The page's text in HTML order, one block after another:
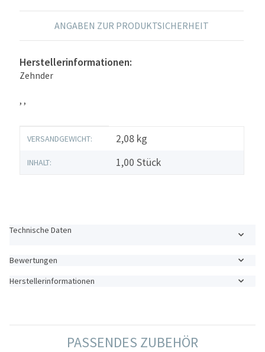
ANGABEN ZUR PRODUKTSICHERHEIT
Herstellerinformationen:
Zehnder
, ,
Produkteigenschaft
Wert
VERSANDGEWICHT: 2,08 kg
INHALT: 1,00 Stück
Technische Daten
Bewertungen
Herstellerinformationen
PASSENDES ZUBEHÖR